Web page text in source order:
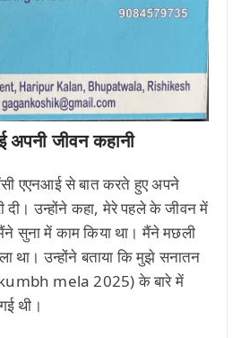
अपनी जीवन कहानी
एएनआई से बात करते हुए अपने
दी। उन्होंने कहा, मेरे पहले के जीवन में
सुना में काम किया था। मैंने मछली
था। उन्होंने बताया कि मुझे सनातन
mela 2025) के बारे में
थी।